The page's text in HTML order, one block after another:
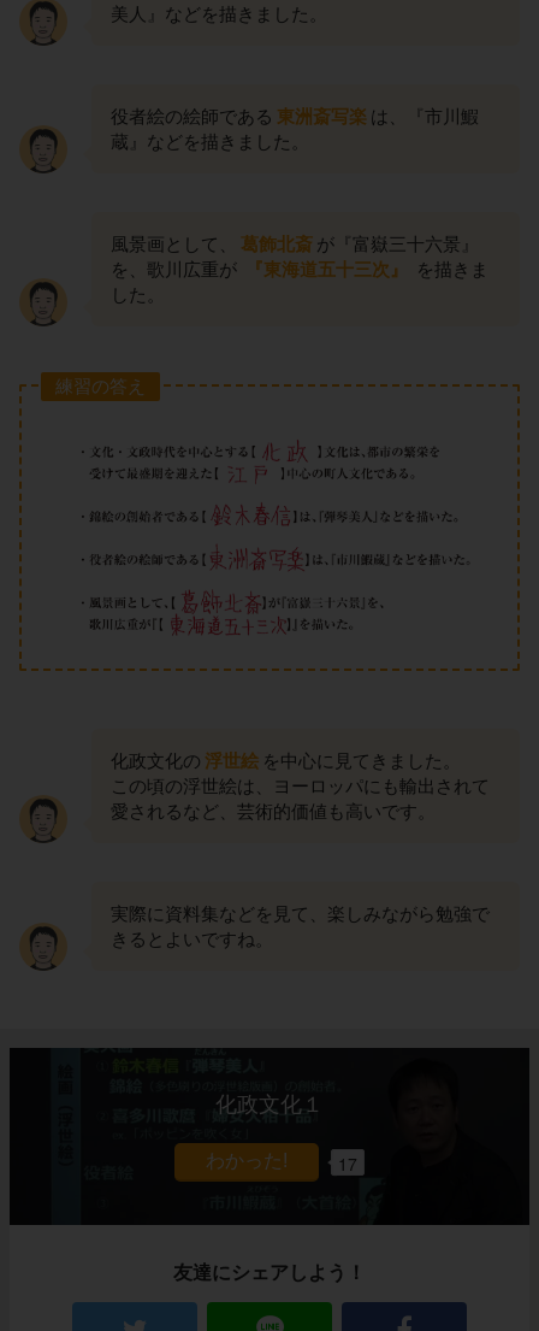
美人』などを描きました。
役者絵の絵師である 東洲斎写楽 は、『市川鰕
蔵』などを描きました。
風景画として、 葛飾北斎 が『富嶽三十六景』
を、歌川広重が
『東海道五十三次』
を描きま
した。
練習の答え
化政文化の 浮世絵 を中心に見てきました。
この頃の浮世絵は、ヨーロッパにも輸出されて
愛されるなど、芸術的価値も高いです。
実際に資料集などを見て、楽しみながら勉強で
きるとよいですね。
化政文化１
17
友達にシェアしよう！